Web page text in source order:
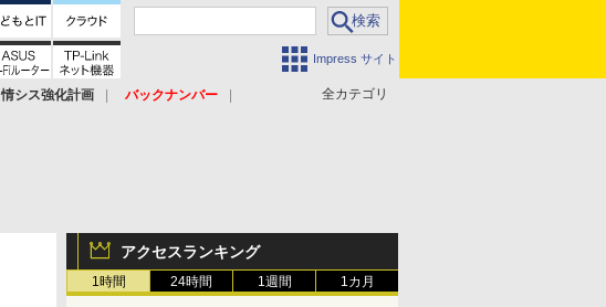
Impress サイト
全カテゴリ
情シス強化計画
バックナンバー
アクセスランキング
1時間 24時間 1週間 1カ月